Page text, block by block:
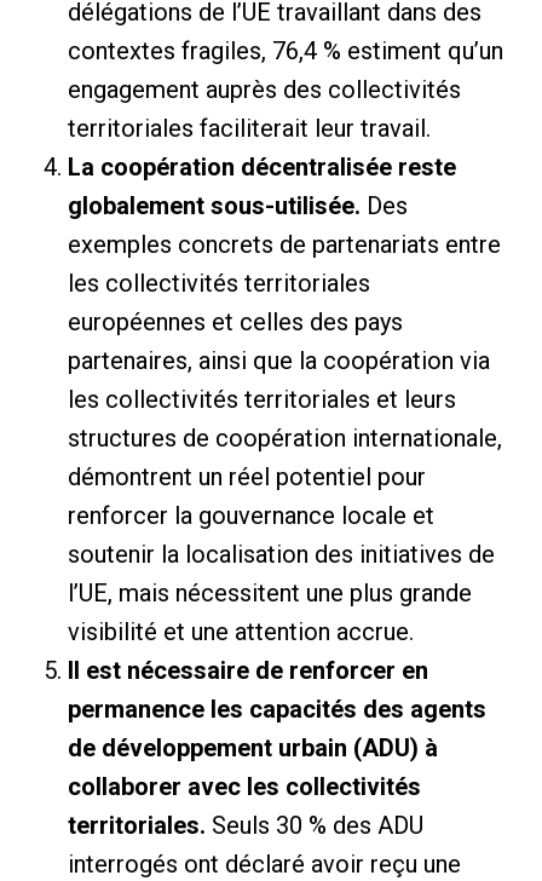
délégations de l’UE travaillant dans des
contextes fragiles, 76,4 % estiment qu’un
engagement auprès des collectivités
territoriales faciliterait leur travail.
La coopération décentralisée reste
globalement sous-utilisée. Des
exemples concrets de partenariats entre
les collectivités territoriales
européennes et celles des pays
partenaires, ainsi que la coopération via
les collectivités territoriales et leurs
structures de coopération internationale,
démontrent un réel potentiel pour
renforcer la gouvernance locale et
soutenir la localisation des initiatives de
l’UE, mais nécessitent une plus grande
visibilité et une attention accrue.
Il est nécessaire de renforcer en
permanence les capacités des agents
de développement urbain (ADU) à
collaborer avec les collectivités
territoriales. Seuls 30 % des ADU
interrogés ont déclaré avoir reçu une